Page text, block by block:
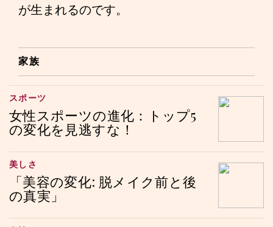
が生まれるのです。
家族
女性スポーツの進化：トップ5
の変化を見逃すな！
スポーツ
「美容の変化: 脱メイク前と後
の真実」
美しさ